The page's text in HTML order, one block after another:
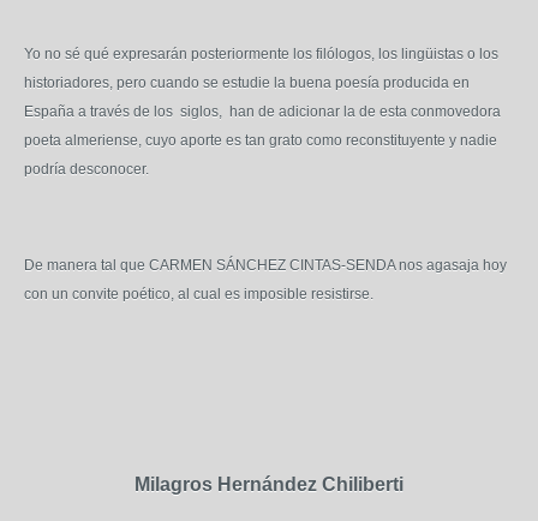
Yo no sé qué expresarán posteriormente los filólogos, los lingüistas o los
historiadores, pero cuando se estudie la buena poesía producida en
España a través de los siglos, han de adicionar la de esta conmovedora
poeta almeriense, cuyo aporte es tan grato como reconstituyente y nadie
podría desconocer.
De manera tal que CARMEN SÁNCHEZ CINTAS-SENDA nos agasaja hoy
con un convite poético, al cual es imposible resistirse.
Milagros Hernández Chiliberti